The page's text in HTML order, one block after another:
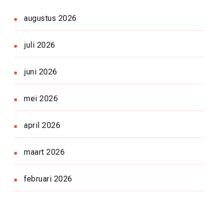
augustus 2026
juli 2026
juni 2026
mei 2026
april 2026
maart 2026
februari 2026